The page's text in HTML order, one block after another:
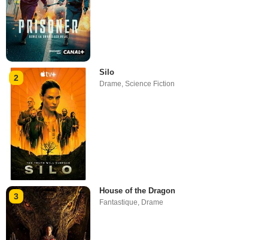
2
Silo
Drame,Science Fiction
3
House of the Dragon
Fantastique, Drame